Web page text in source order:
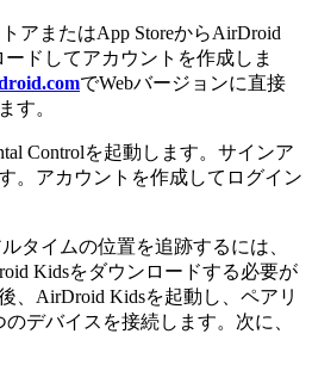
アまたはApp StoreからAirDroid
ードしてアカウントを作成しま
でWebバージョンに直接
す。
Controlを起動します。サインア
。アカウントを作成してログイン
タイムの位置を追跡するには、
Kidsをダウンロードする必要が
、AirDroid Kidsを起動し、ペアリ
デバイスを接続します。次に、